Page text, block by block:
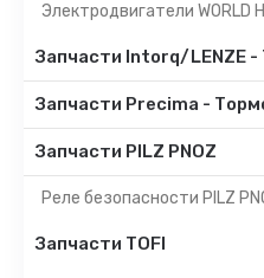
Электродвигатели WORLD
Запчасти Intorq/LENZE -
Запчасти Precima -
Запчасти PILZ PNOZ
Реле безопасности PILZ
Запчасти TOFI